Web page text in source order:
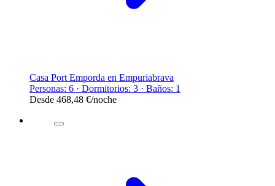
Casa Port Emporda en Empuriabrava
Personas: 6 · Dormitorios: 3 · Baños: 1
Desde 468,48 €/noche